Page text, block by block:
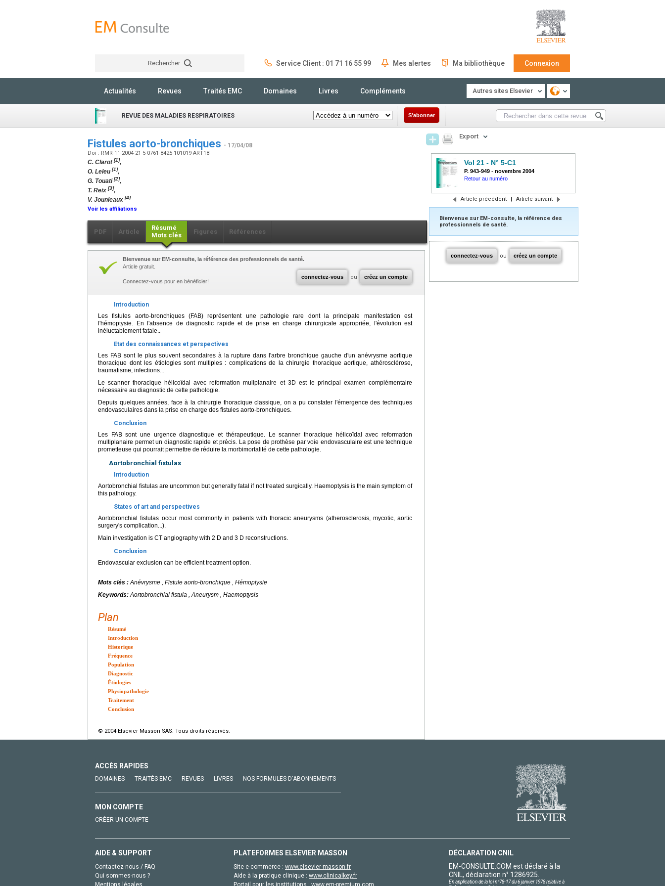
Rechercher Service Client : 01 71 16 55 99 Mes alertes Ma bibliothèque Connexion
Actualités Revues Traités EMC Domaines Livres Compléments Autres sites Elsevier
REVUE DES MALADIES RESPIRATOIRES S'abonner
Fistules aorto-bronchiques - 17/04/08
Doi : RMR-11-2004-21-5-0761-8425-101019-ART18
C. Clarot[1],
O. Leleu [1],
G. Touati[2],
T. Reix [3],
V. Jounieaux [4]
Voir les affiliations
PDF Article
Résumé
Mots clés
Figures Références
connectez-vous ou créez un compte
Bienvenue sur EM-consulte, la référence des professionnels de santé.
Article gratuit.
Connectez-vous pour en bénéficier!
Introduction
Les fistules aorto-bronchiques (FAB) représentent une pathologie rare dont la principale manifestation est
l'hémoptysie. En l'absence de diagnostic rapide et de prise en charge chirurgicale appropriée, l'évolution est
inéluctablement fatale..
Etat des connaissances et perspectives
Les FAB sont le plus souvent secondaires à la rupture dans l'arbre bronchique gauche d'un anévrysme aortique
thoracique dont les étiologies sont multiples : complications de la chirurgie thoracique aortique, athérosclérose,
traumatisme, infections...
Le scanner thoracique hélicoïdal avec reformation muliplanaire et 3D est le principal examen complémentaire
nécessaire au diagnostic de cette pathologie.
Depuis quelques années, face à la chirurgie thoracique classique, on a pu constater l'émergence des techniques
endovasculaires dans la prise en charge des fistules aorto-bronchiques.
Conclusion
Les FAB sont une urgence diagnostique et thérapeutique. Le scanner thoracique hélicoïdal avec reformation
multiplanaire permet un diagnostic rapide et précis. La pose de prothèse par voie endovasculaire est une technique
prometteuse qui pourrait permettre de réduire la morbimortalité de cette pathologie.
Aortobronchial fistulas
Introduction
Aortobronchial fistulas are uncommon but generally fatal if not treated surgically. Haemoptysis is the main symptom of
this pathology.
States of art and perspectives
Aortobronchial fistulas occur most commonly in patients with thoracic aneurysms (atherosclerosis, mycotic, aortic
surgery's complication...).
Main investigation is CT angiography with 2 D and 3 D reconstructions.
Conclusion
Endovascular exclusion can be efficient treatment option.
Mots clés :Anévrysme , Fistule aorto-bronchique , Hémoptysie
Keywords:Aortobronchial fistula , Aneurysm , Haemoptysis
Plan
Résumé
Introduction
Historique
Fréquence
Population
Diagnostic
Étiologies
Physiopathologie
Traitement
Conclusion
© 2004 Elsevier Masson SAS. Tous droits réservés.
Export
Vol 21 - N° 5-C1
P. 943-949 - novembre 2004
Retour au numéro
Article précédent | Article suivant
Bienvenue sur EM-consulte, la référence des
professionnels de santé.
connectez-vous ou créez un compte
ACCÈS RAPIDES
DOMAINES TRAITÉS EMC REVUES LIVRES NOS FORMULES D'ABONNEMENTS
MON COMPTE
CRÉER UN COMPTE
AIDE & SUPPORT
Contactez-nous / FAQ
Qui sommes-nous ?
Mentions légales
PLATEFORMES ELSEVIER MASSON
Site e-commerce : www.elsevier-masson.fr
Aide à la pratique clinique : www.clinicalkey.fr
Portail pour les institutions : www.em-premium.com
DÉCLARATION CNIL
EM-CONSULTE.COM est déclaré à la
CNIL, déclaration n° 1286925.
En application de la loi nº78-17 du 6 janvier 1978 relative à